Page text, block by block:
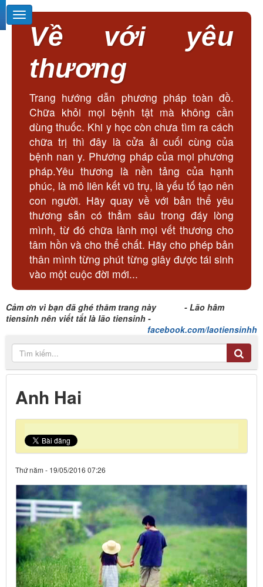
Về với yêu
thương
Trang hướng dẫn phương pháp toàn đồ.
Chữa khỏi mọi bệnh tật mà không cần
dùng thuốc. Khi y học còn chưa tìm ra cách
chữa trị thì đây là cửa ải cuối cùng của
bệnh nan y. Phương pháp của mọi phương
pháp.Yêu thương là nền tảng của hạnh
phúc, là mô liên kết vũ trụ, là yếu tố tạo nên
con người. Hãy quay về với bản thể yêu
thương sẵn có thẳm sâu trong đáy lòng
mình, từ đó chữa lành mọi vết thương cho
tâm hồn và cho thể chất. Hãy cho phép bản
thân mình từng phút từng giây được tái sinh
vào một cuộc đời mới...
Cảm ơn vì bạn đã ghé thăm trang này - Lão hâm
tiensinh nên viết tắt là lão tiensinh -
facebook.com/laotiensinhh
Anh Hai
Thứ năm - 19/05/2016 07:26